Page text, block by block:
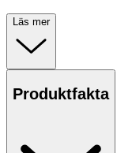
Läs mer
Produktfakta